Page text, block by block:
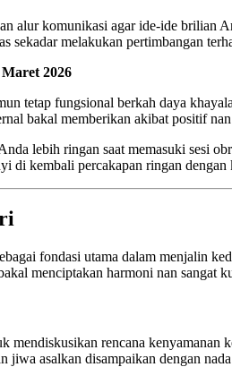
alur komunikasi agar ide-ide brilian
melakukan pertimbangan
2026
tetap fungsional berkah daya
bakal memberikan akibat positif
lebih ringan saat memasuki sesi
di kembali percakapan ringan
fondasi utama dalam menjalin
menciptakan harmoni nan sangat
rencana kenyamanan
asalkan disampaikan dengan